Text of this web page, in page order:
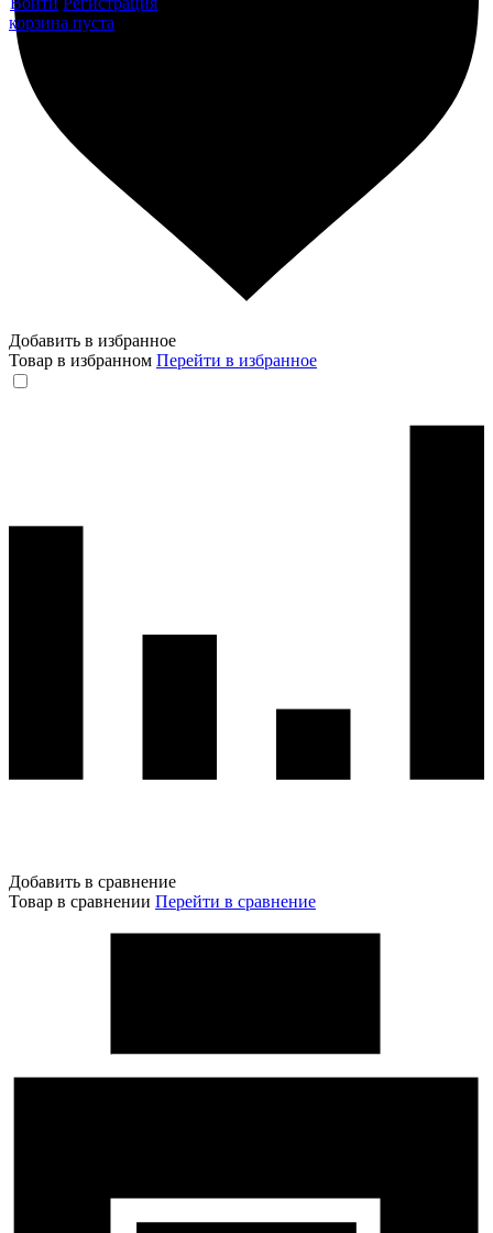
корзина пуста
Добавить в избранное
Товар в избранном Перейти в избранное
Добавить в сравнение
Товар в сравнении Перейти в сравнение